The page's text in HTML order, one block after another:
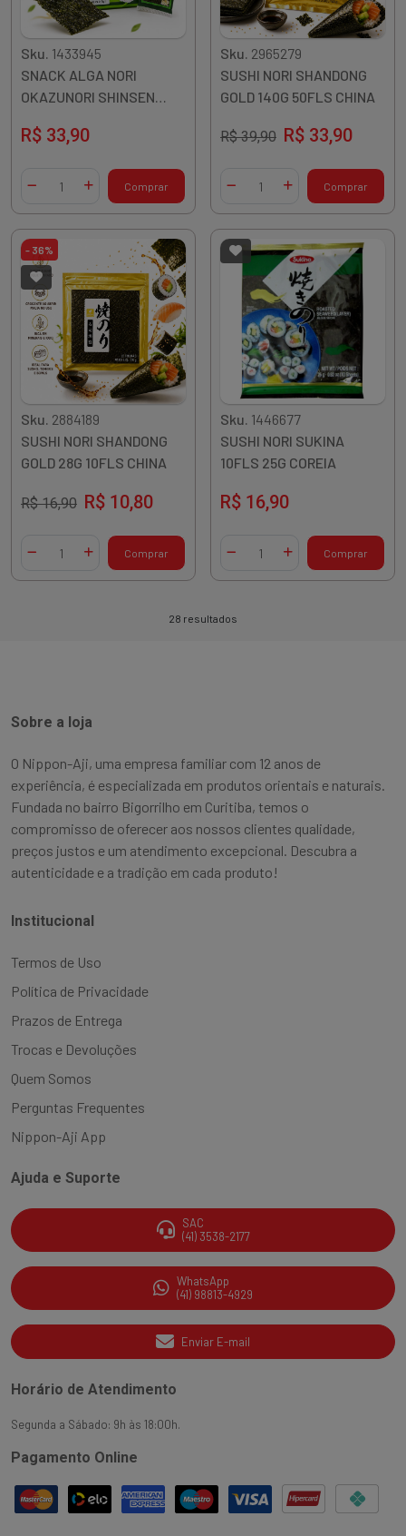
Sku. 1433945
SNACK ALGA NORI
OKAZUNORI SHINSEN
CHINA
R$ 33,90
Diminuir QuantidadeAdicionar Quantidade
Comprar
Sku. 2965279
SUSHI NORI SHANDONG
GOLD 140G 50FLS CHINA
R$ 39,90 R$ 33,90
Diminuir QuantidadeAdicionar Quantidade
Comprar
- 36%
Sku. 2884189
SUSHI NORI SHANDONG
GOLD 28G 10FLS CHINA
R$ 16,90 R$ 10,80
Diminuir QuantidadeAdicionar Quantidade
Comprar
Sku. 1446677
SUSHI NORI SUKINA
10FLS 25G COREIA
R$ 16,90
Diminuir QuantidadeAdicionar Quantidade
Comprar
28 resultados
Sobre a loja
O Nippon-Aji, uma empresa familiar com 12 anos de
experiência, é especializada em produtos orientais e naturais.
Fundada no bairro Bigorrilho em Curitiba, temos o
compromisso de oferecer aos nossos clientes qualidade,
preços justos e um atendimento excepcional. Descubra a
autenticidade e a tradição em cada produto!
Institucional
Termos de Uso
Política de Privacidade
Prazos de Entrega
Trocas e Devoluções
Quem Somos
Perguntas Frequentes
Nippon-Aji App
Ajuda e Suporte
SAC
(41) 3538-2177
WhatsApp
(41) 98813-4929
Enviar E-mail
Horário de Atendimento
Segunda a Sábado: 9h às 18:00h.
Pagamento Online